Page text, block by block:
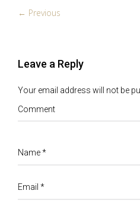
← Previous
Leave a Reply
Your email address will not be
Comment
Name*
Email *